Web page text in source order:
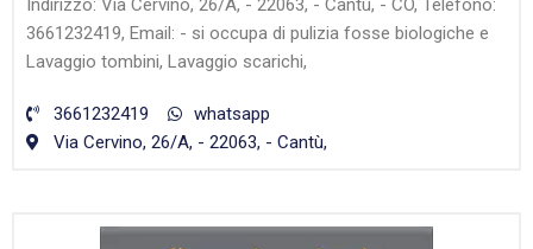
Indirizzo: Via Cervino, 26/A, - 22063, - Cantù, - CO, Telefono:
3661232419, Email: - si occupa di pulizia fosse biologiche e
Lavaggio tombini, Lavaggio scarichi,
3661232419
whatsapp
Via Cervino, 26/A, - 22063, - Cantù,